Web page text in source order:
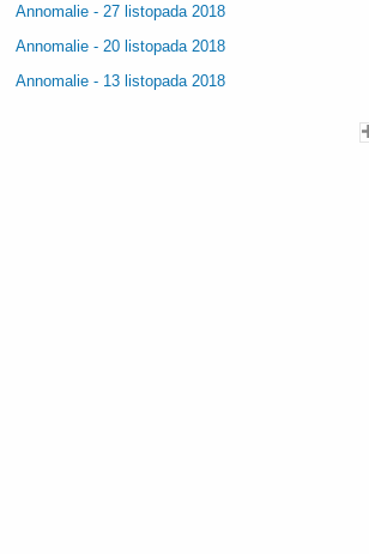
Annomalie - 27 listopada 2018
Annomalie - 20 listopada 2018
Annomalie - 13 listopada 2018